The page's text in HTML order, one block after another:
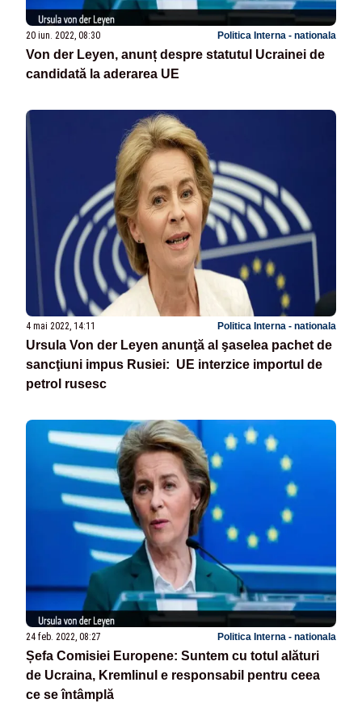
20 iun. 2022, 08:30 Politica Interna - nationala
Von der Leyen, anunț despre statutul Ucrainei de
candidată la aderarea UE
4 mai 2022, 14:11 Politica Interna - nationala
Ursula Von der Leyen anunţă al şaselea pachet de
sancţiuni impus Rusiei: UE interzice importul de
petrol rusesc
24 feb. 2022, 08:27 Politica Interna - nationala
Șefa Comisiei Europene: Suntem cu totul alături
de Ucraina, Kremlinul e responsabil pentru ceea
ce se întâmplă